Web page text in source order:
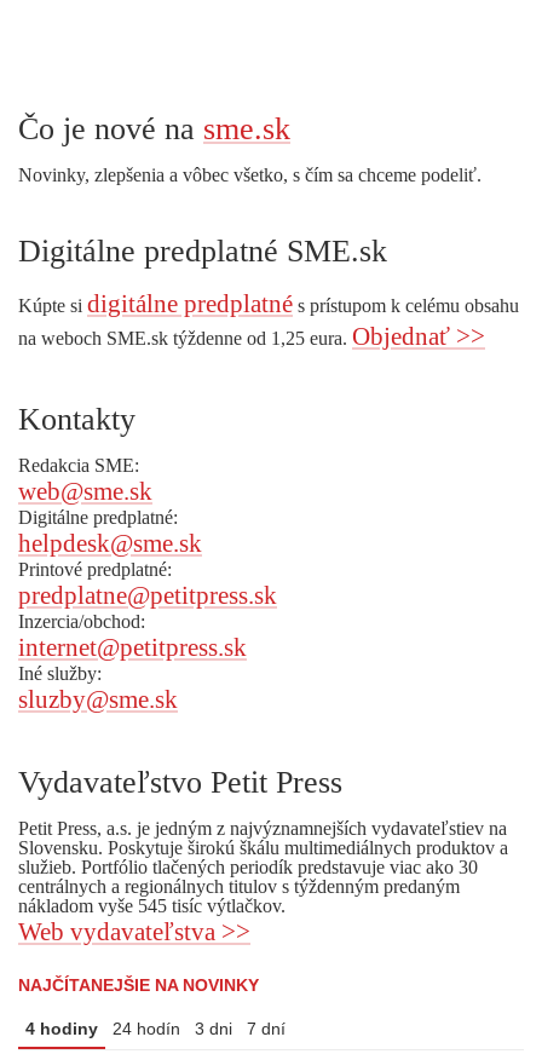
Čo je nové na sme.sk
Novinky, zlepšenia a vôbec všetko, s čím sa chceme podeliť.
Digitálne predplatné SME.sk
Kúpte si digitálne predplatné s prístupom k celému obsahu
na weboch SME.sk týždenne od 1,25 eura. Objednať >>
Kontakty
Redakcia SME:
web@sme.sk
Digitálne predplatné:
helpdesk@sme.sk
Printové predplatné:
predplatne@petitpress.sk
Inzercia/obchod:
internet@petitpress.sk
Iné služby:
sluzby@sme.sk
Vydavateľstvo Petit Press
Petit Press, a.s. je jedným z najvýznamnejších vydavateľstiev na
Slovensku. Poskytuje širokú škálu multimediálnych produktov a
služieb. Portfólio tlačených periodík predstavuje viac ako 30
centrálnych a regionálnych titulov s týždenným predaným
nákladom vyše 545 tisíc výtlačkov.
Web vydavateľstva >>
NAJČÍTANEJŠIE NA NOVINKY
4 hodiny 24 hodín 3 dni 7 dní